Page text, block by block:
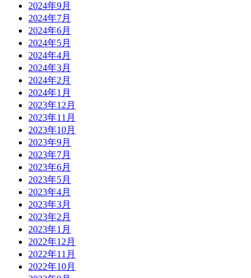
2024年9月
2024年7月
2024年6月
2024年5月
2024年4月
2024年3月
2024年2月
2024年1月
2023年12月
2023年11月
2023年10月
2023年9月
2023年7月
2023年6月
2023年5月
2023年4月
2023年3月
2023年2月
2023年1月
2022年12月
2022年11月
2022年10月